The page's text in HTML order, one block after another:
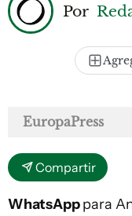
Por
EuropaPress
Compartir
WhatsApppara